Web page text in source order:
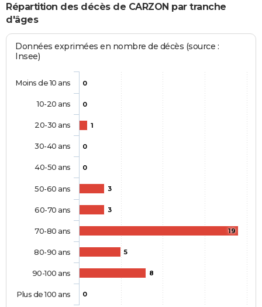
Répartition des décès de CARZON par tranche
d'âges
Données exprimées en nombre de décès (source :
Insee)
0
0
1
0
0
3
3
19
5
8
0
Moins de 10 ans
10-20 ans
20-30 ans
30-40 ans
40-50 ans
50-60 ans
60-70 ans
70-80 ans
80-90 ans
90-100 ans
Plus de 100 ans